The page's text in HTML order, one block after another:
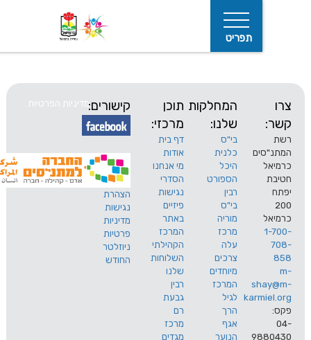
המחלקות
שלנו:
בי"ס
כלנית
היכל
הספורט
רבין
בי"ס
מוריה
מרכז
עלה
צרכים
מיוחדים
המרכז
לגיל
הרך
אגף
הנוער
תוכן
מרכזי:
דף בית
אודות
מי אנחנו
הסדרי
נגישות
פיזיים
באתר
המרכז
הקהילתי
השלוחות
שלנו
רבין
גבעת
רם
מרכז
מגדים
קישורים:
הצהרת
נגישות
מדיניות
פרטיות
ניוזלטר
החודש
מדיניות הפרטיות